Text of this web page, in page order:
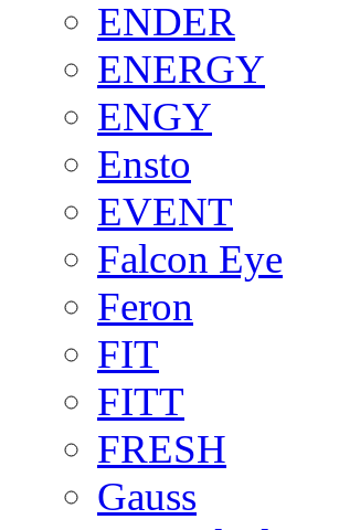
ENDER
ENERGY
ENGY
Ensto
EVENT
Falcon Eye
Feron
FIT
FITT
FRESH
Gauss